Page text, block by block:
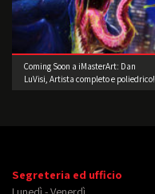
Coming Soon a iMasterArt: Dan
LuVisi, Artista completo e poliedrico!
Segreteria ed ufficio
Lunedì - Venerdì